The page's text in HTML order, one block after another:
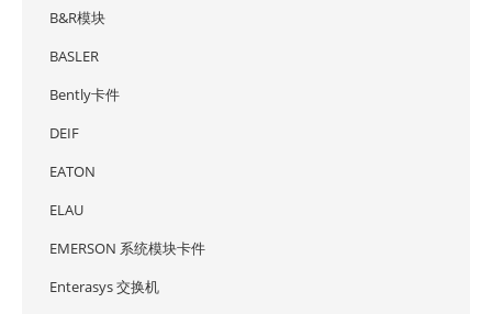
B&R模块
BASLER
Bently卡件
DEIF
EATON
ELAU
EMERSON 系统模块卡件
Enterasys 交换机